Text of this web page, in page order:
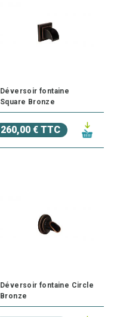
Déversoir fontaine
Square Bronze
260,00 € TTC
Déversoir fontaine Circle
Bronze